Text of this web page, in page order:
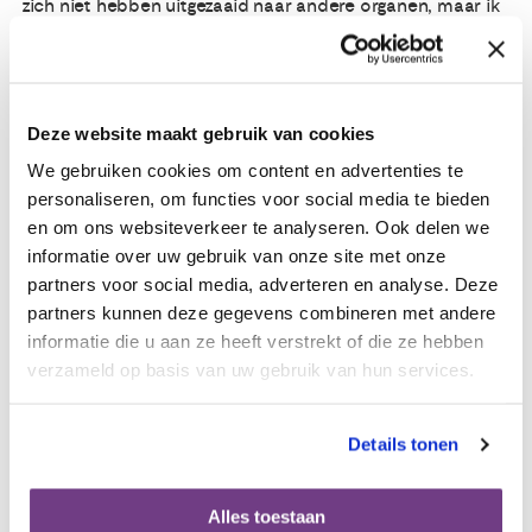
Deze website maakt gebruik van cookies
We gebruiken cookies om content en advertenties te
personaliseren, om functies voor social media te bieden
en om ons websiteverkeer te analyseren. Ook delen we
informatie over uw gebruik van onze site met onze
partners voor social media, adverteren en analyse. Deze
partners kunnen deze gegevens combineren met andere
informatie die u aan ze heeft verstrekt of die ze hebben
verzameld op basis van uw gebruik van hun services.
Details tonen
Alles toestaan
zich niet hebben uitgezaaid naar andere organen, maar ik
moet wel zo snel mogelijk starten met een nieuwe reeks
regime bestaat uit 5 dagen achter elkaar een infuus en
dan een week rust. Inmiddels beginnen de behandelingen
zijn tol te eisen en ik stop tijdelijk met werken. Gelukkig
reageer ik wel op dit middel en na vier kuren staat de
teller eindelijk op 0. Door de MTXresistentie ben ik van de
laag-risico groep naar de hoog-risico groep geplaatst en
moet ik twee jaar lang elke maand mijn bloed laten
testen. Ook moet ik minstens een jaar wachten met een
eventuele volgende zwangerschap.
na 2,5 jaar weer naar de toekomst gaan kijken. Lichamelijk
ben ik weer helemaal in orde, maar de onzekerheid is nog